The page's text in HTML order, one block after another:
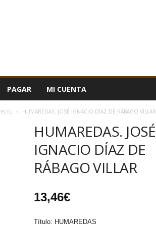
PAGAR MI CUENTA
tú HUMAREDAS. JOSÉ IGNACIO DÍAZ DE RÁBAGO VILLAR
HUMAREDAS. JOSÉ
IGNACIO DÍAZ DE
RÁBAGO VILLAR
13,46€
Título: HUMAREDAS